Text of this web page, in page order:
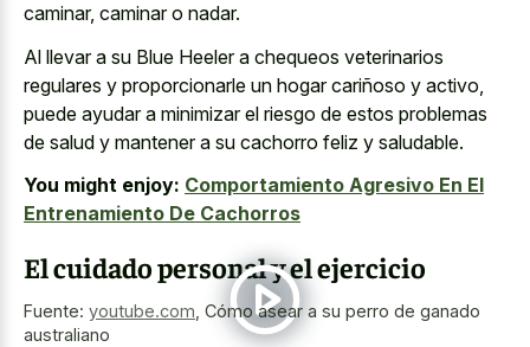
caminar, caminar o nadar.
Al llevar a su Blue Heeler a chequeos veterinarios
regulares y proporcionarle un hogar cariñoso y activo,
puede ayudar a minimizar el riesgo de estos problemas
de salud y mantener a su cachorro feliz y saludable.
You might enjoy: Comportamiento Agresivo En El
Entrenamiento De Cachorros
El cuidado personal y el ejercicio
Fuente: youtube.com Cómo asear a su perro de ganado
australiano